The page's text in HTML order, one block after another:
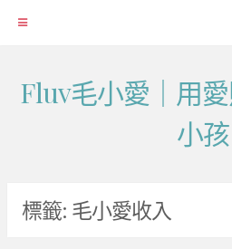
SkipFluv毛小愛｜用
小孩
標籤: 毛小愛收入